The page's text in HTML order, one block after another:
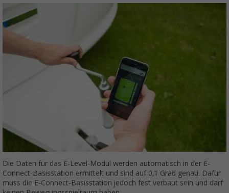
Die Daten für das E-Level-Modul werden automatisch in der E-
Connect-Basisstation ermittelt und sind auf 0,1 Grad genau. Dafür
muss die E-Connect-Basisstation jedoch fest verbaut sein und darf